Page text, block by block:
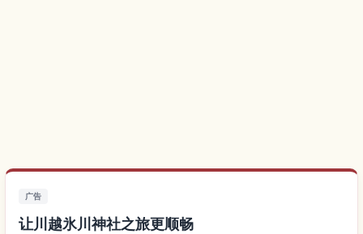
广告
让川越氷川神社之旅更顺畅